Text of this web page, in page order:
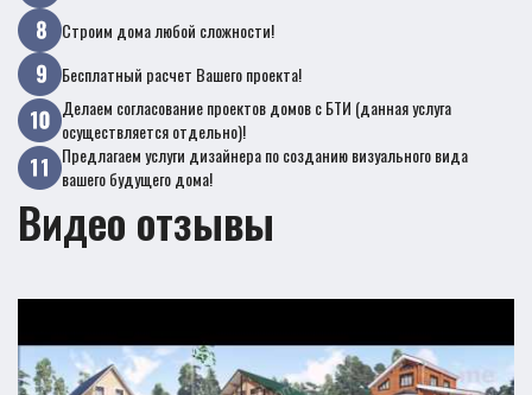
Строим дома любой сложности!
Бесплатный расчет Вашего проекта!
Делаем согласование проектов домов с БТИ (данная услуга
осуществляется отдельно)!
Предлагаем услуги дизайнера по созданию визуального вида
вашего будущего дома!
Видео отзывы